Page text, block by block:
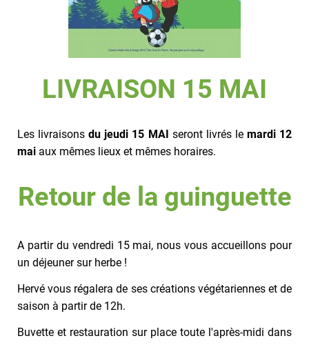
LIVRAISON 15 MAI
Les livraisonsdu jeudi 15 MAI seront livrés le mardi 12
mai aux mêmes lieux et mêmes horaires.
Retour de la guinguette
A partir du vendredi 15 mai, nous vous accueillons pour
un déjeuner sur herbe !
Hervé vous régalera de ses créations végétariennes et de
saison à partir de 12h.
Buvette et restauration sur place toute l'après-midi dans